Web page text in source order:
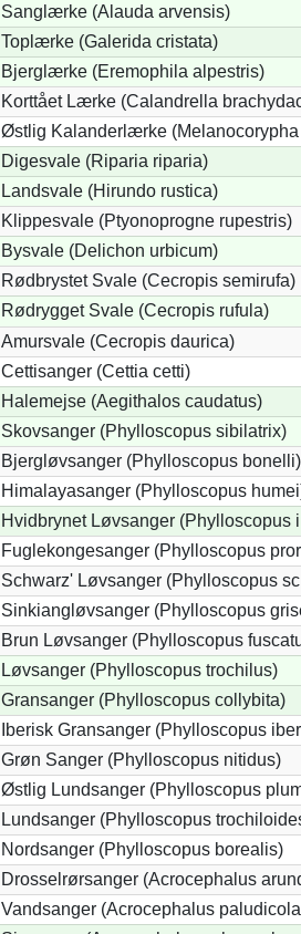
Sanglærke (Alauda arvensis)
Toplærke (Galerida cristata)
Bjerglærke (Eremophila alpestris)
Korttået Lærke (Calandrella
Østlig Kalanderlærke (Melanocorypha
Digesvale (Riparia riparia)
Landsvale (Hirundo rustica)
Klippesvale (Ptyonoprogne rupestris)
Bysvale (Delichon urbicum)
Rødbrystet Svale (Cecropis semirufa)
Rødrygget Svale (Cecropis rufula)
Amursvale (Cecropis daurica)
Cettisanger (Cettia cetti)
Halemejse (Aegithalos caudatus)
Skovsanger (Phylloscopus sibilatrix)
Bjergløvsanger (Phylloscopus bonelli)
Himalayasanger (Phylloscopus
Hvidbrynet Løvsanger (Phylloscopus
Fuglekongesanger (Phylloscopus
Schwarz' Løvsanger (Phylloscopus
Sinkiangløvsanger (Phylloscopus
Brun Løvsanger (Phylloscopus
Løvsanger (Phylloscopus trochilus)
Gransanger (Phylloscopus collybita)
Iberisk Gransanger (Phylloscopus
Grøn Sanger (Phylloscopus nitidus)
Østlig Lundsanger (Phylloscopus
Lundsanger (Phylloscopus
Nordsanger (Phylloscopus borealis)
Drosselrørsanger (Acrocephalus
Vandsanger (Acrocephalus